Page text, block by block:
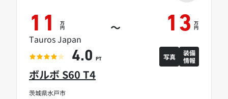
茨城県水戸市
ボルボ S60 T4
11 万
円 ～ 13 万
円
Tauros Japan
4.0 PT 写真
装備
情報